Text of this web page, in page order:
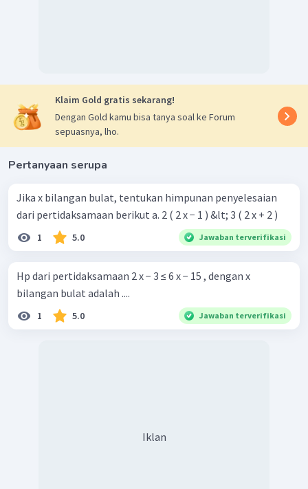
Klaim Gold gratis sekarang!
Dengan Gold kamu bisa tanya soal ke Forum
sepuasnya, lho.
Pertanyaan serupa
Jika x bilangan bulat, tentukan himpunan penyelesaian
dari pertidaksamaan berikut a. 2 ( 2 x − 1 ) &lt; 3 ( 2 x + 2 )
1 5.0 Jawaban terverifikasi
Hp dari pertidaksamaan 2 x − 3 ≤ 6 x − 15 , dengan x
bilangan bulat adalah ....
1 5.0 Jawaban terverifikasi
Iklan